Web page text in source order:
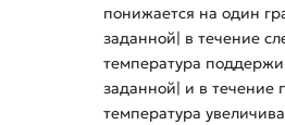
понижается на один
заданной| в течение
температура
заданной| и в течение
температура